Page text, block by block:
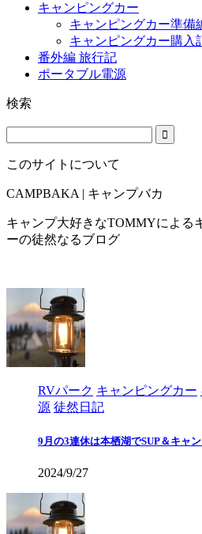
キャンピングカー
キャンピングカー準備
キャンピングカー購入
番外編 旅行記
ポータブル電源
検索
このサイトについて
CAMPBAKA | キャンプバカ
キャンプ大好きなTOMMYによる
ーの徒然なるブログ
RVパーク キャンピングカー
源 徒然日記
9月の3連休は本栖湖でSUP＆キャン
2024/9/27